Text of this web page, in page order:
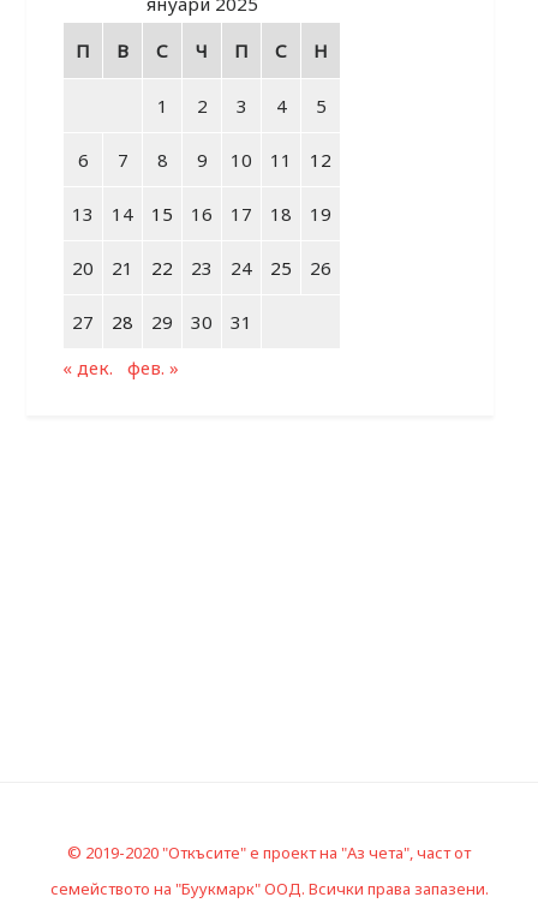
П
В С Ч П С Н
1 2 3 4 5
6 7 8 9 10 11 12
13 14 15 16 17 18 19
20 21 22 23 24 25 26
27 28 29 30
31
« дек.
фев. »
© 2019-2020 "Откъсите" е проект на "Аз чета", част от
семейството на "Буукмарк" ООД. Всички права запазени.